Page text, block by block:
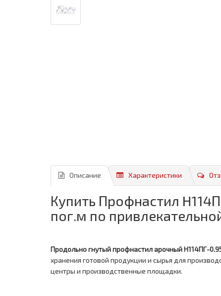
Описание Характеристики
Купить Профнастил
пог.м по
Продольно гнутый профнастил арочный H114ПГ-
хранения готовой продукции и сырья для
центры и производственные площадки.